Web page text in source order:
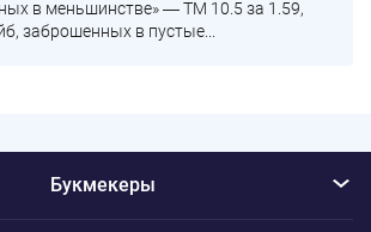
в меньшинстве» ― ТМ 10.5 за 1.59,
заброшенных в пустые...
Букмекеры